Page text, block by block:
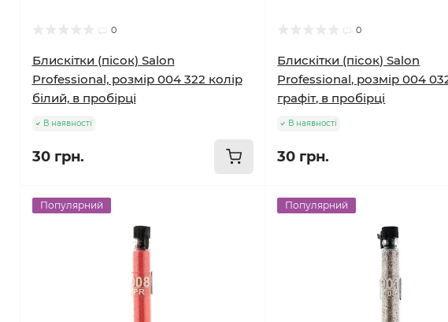
0
Блискітки (пісок) Salon
Professional, розмір 004 322 колір
білий, в пробірці
В наявності
30 грн.
0
Блискітки (пісок) Salon
Professional, розмір 004
графіт, в пробірці
В наявності
30 грн.
Популярний Популярний